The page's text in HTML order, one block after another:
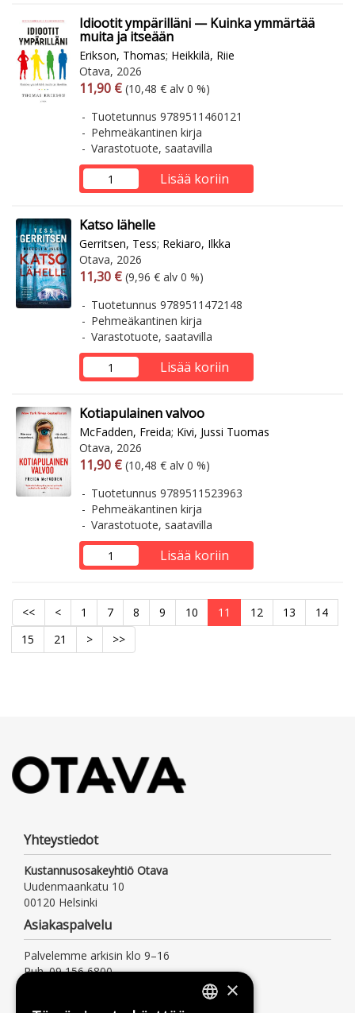
Idiootit ympärilläni — Kuinka ymmärtää
muita ja itseään
Erikson, Thomas; Heikkilä, Riie
Otava, 2026
Arvonlisäverollinen hinta
11,90 € Arvonlisäveroton hinta
(10,48 € alv 0 %)
Tuotetunnus 9789511460121
Pehmeäkantinen kirja
Varastotuote, saatavilla
Lisää koriin
Katso lähelle
Gerritsen, Tess; Rekiaro, Ilkka
Otava, 2026
Arvonlisäverollinen hinta
11,30 € Arvonlisäveroton hinta
(9,96 € alv 0 %)
Tuotetunnus 9789511472148
Pehmeäkantinen kirja
Varastotuote, saatavilla
Lisää koriin
Kotiapulainen valvoo
McFadden, Freida; Kivi, Jussi Tuomas
Otava, 2026
Arvonlisäverollinen hinta
11,90 € Arvonlisäveroton hinta
(10,48 € alv 0 %)
Tuotetunnus 9789511523963
Pehmeäkantinen kirja
Varastotuote, saatavilla
Lisää koriin
<< < 1 7 8 9 10 11 12 13
14
15
21 > >>
Yhteystiedot
Kustannusosakeyhtiö Otava
Uudenmaankatu 10
00120 Helsinki
Asiakaspalvelu
Palvelemme arkisin klo 9–16
Puh. 09 156 6800
×